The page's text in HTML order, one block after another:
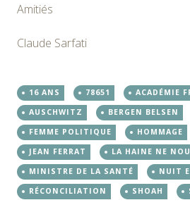
Amitiés
Claude Sarfati
16 ANS 78651
ACADÉMIE
AUSCHWITZ
BERGEN BELSEN
FEMME POLITIQUE
HOMMAGE
JEAN FERRAT
LA HAINE NE
MINISTRE DE LA SANTÉ
NUIT
RÉCONCILIATION
SHOAH